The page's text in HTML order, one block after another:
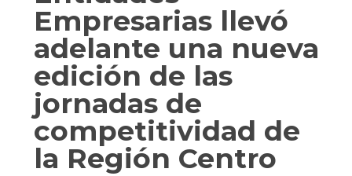
Empresarias llevó
adelante una nueva
edición de las
jornadas de
competitividad de
la Región Centro